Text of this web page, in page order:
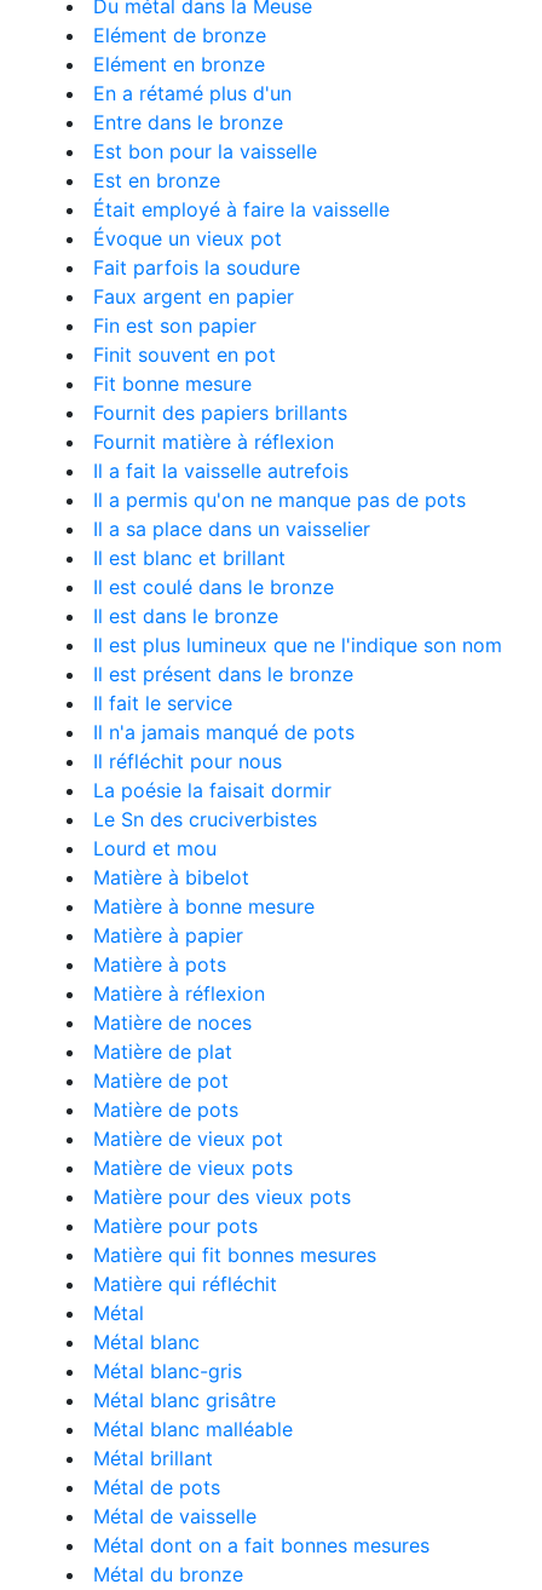
Du métal dans la Meuse
Elément de bronze
Elément en bronze
En a rétamé plus d'un
Entre dans le bronze
Est bon pour la vaisselle
Est en bronze
Était employé à faire la vaisselle
Évoque un vieux pot
Fait parfois la soudure
Faux argent en papier
Fin est son papier
Finit souvent en pot
Fit bonne mesure
Fournit des papiers brillants
Fournit matière à réflexion
Il a fait la vaisselle autrefois
Il a permis qu'on ne manque pas de pots
Il a sa place dans un vaisselier
Il est blanc et brillant
Il est coulé dans le bronze
Il est dans le bronze
Il est plus lumineux que ne l'indique son nom
Il est présent dans le bronze
Il fait le service
Il n'a jamais manqué de pots
Il réfléchit pour nous
La poésie la faisait dormir
Le Sn des cruciverbistes
Lourd et mou
Matière à bibelot
Matière à bonne mesure
Matière à papier
Matière à pots
Matière à réflexion
Matière de noces
Matière de plat
Matière de pot
Matière de pots
Matière de vieux pot
Matière de vieux pots
Matière pour des vieux pots
Matière pour pots
Matière qui fit bonnes mesures
Matière qui réfléchit
Métal
Métal blanc
Métal blanc-gris
Métal blanc grisâtre
Métal blanc malléable
Métal brillant
Métal de pots
Métal de vaisselle
Métal dont on a fait bonnes mesures
Métal du bronze